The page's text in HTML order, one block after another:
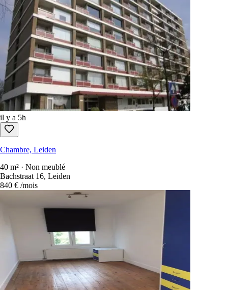
il y a 5h
Chambre, Leiden
40 m² · Non meublé
Bachstraat 16, Leiden
840 € /mois